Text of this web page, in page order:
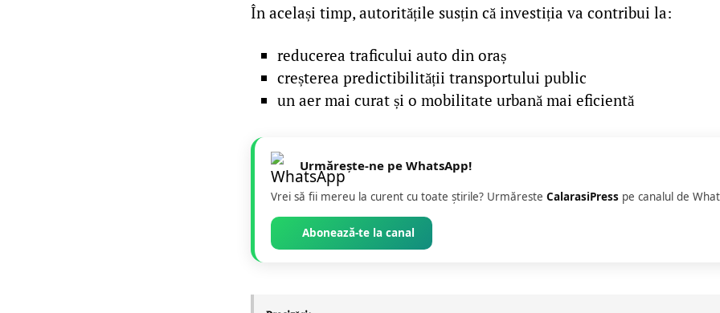
În același timp, autoritățile susțin că investiția va contribui la:
reducerea traficului auto din oraș
creșterea predictibilității transportului public
un aer mai curat și o mobilitate urbană mai eficientă
Urmărește-ne pe WhatsApp!
Vrei să fii mereu la curent cu toate știrile? Urmăreste CalarasiPress pe canalul de
Abonează-te la canal